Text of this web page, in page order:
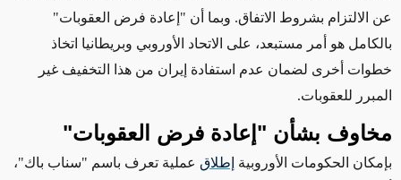
عن الالتزام بشروط الاتفاق. وبما أن "إعادة فرض العقوبات"
بالكامل هو أمر مستبعد، على الاتحاد الأوروبي وبريطانيا اتخاذ
خطوات أخرى لضمان عدم استفادة إيران من هذا التخفيف غير
المبرر للعقوبات.
مخاوف بشأن "إعادة فرض العقوبات"
بإمكان الحكومات الأوروبية إطلاق عملية تعرف باسم "سناب باك"،